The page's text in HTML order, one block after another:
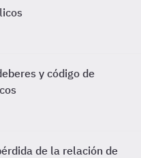
y código de
de la relación de